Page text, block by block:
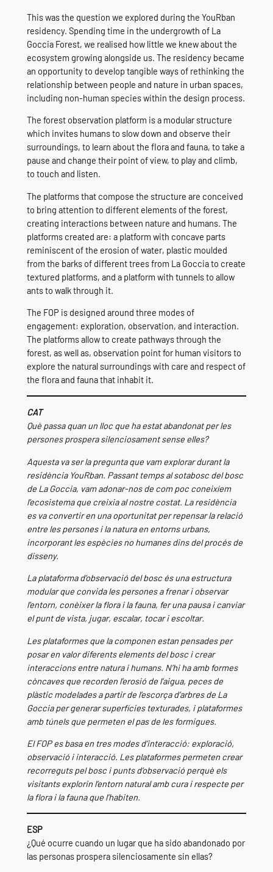
This was the question we explored during the YouRban
residency. Spending time in the undergrowth of La
Goccia Forest, we realised how little we knew about the
ecosystem growing alongside us. The residency became
an opportunity to develop tangible ways of rethinking the
relationship between people and nature in urban spaces,
including non-human species within the design process.
The forest observation platform is a modular structure
which invites humans to slow down and observe their
surroundings, to learn about the flora and fauna, to take a
pause and change their point of view, to play and climb,
to touch and listen.
The platforms that compose the structure are conceived
to bring attention to different elements of the forest,
creating interactions between nature and humans. The
platforms created are: a platform with concave parts
reminiscent of the erosion of water, plastic moulded
from the barks of different trees from La Goccia to create
textured platforms, and a platform with tunnels to allow
ants to walk through it.
The FOP is designed around three modes of
engagement: exploration, observation, and interaction.
The platforms allow to create pathways through the
forest, as well as, observation point for human visitors to
explore the natural surroundings with care and respect of
the flora and fauna that inhabit it.
CAT
Què passa quan un lloc que ha estat abandonat per les
persones prospera silenciosament sense elles?
Aquesta va ser la pregunta que vam explorar durant la
residència YouRban. Passant temps al sotabosc del bosc
de La Goccia, vam adonar-nos de com poc coneixíem
l’ecosistema que creixia al nostre costat. La residència
es va convertir en una oportunitat per repensar la relació
entre les persones i la natura en entorns urbans,
incorporant les espècies no humanes dins del procés de
disseny.
La plataforma d’observació del bosc és una estructura
modular que convida les persones a frenar i observar
l’entorn, conèixer la flora i la fauna, fer una pausa i canviar
el punt de vista, jugar, escalar, tocar i escoltar.
Les plataformes que la componen estan pensades per
posar en valor diferents elements del bosc i crear
interaccions entre natura i humans. N’hi ha amb formes
còncaves que recorden l’erosió de l’aigua, peces de
plàstic modelades a partir de l’escorça d’arbres de La
Goccia per generar superfícies texturades, i plataformes
amb túnels que permeten el pas de les formigues.
El FOP es basa en tres modes d’interacció: exploració,
observació i interacció. Les plataformes permeten crear
recorreguts pel bosc i punts d’observació perquè els
visitants explorin l’entorn natural amb cura i respecte per
la flora i la fauna que l’habiten.
ESP
¿Qué ocurre cuando un lugar que ha sido abandonado por
las personas prospera silenciosamente sin ellas?